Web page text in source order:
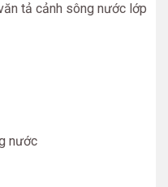
tả cảnh sông nước lớp
nước